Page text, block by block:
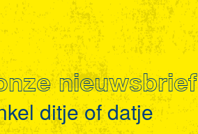
nieuwsbrief
ditje of datje